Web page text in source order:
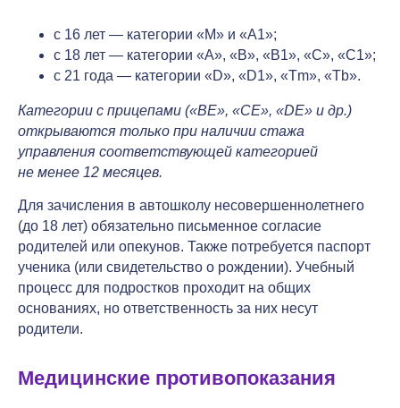
с 16 лет — категории «M» и «A1»;
с 18 лет — категории «A», «B», «B1», «C», «C1»;
с 21 года — категории «D», «D1», «Tm», «Tb».
Категории с прицепами («BE», «CE», «DE» и др.)
открываются только при наличии стажа
управления соответствующей категорией
не менее 12 месяцев.
Для зачисления в автошколу несовершеннолетнего
(до 18 лет) обязательно письменное согласие
родителей или опекунов. Также потребуется паспорт
ученика (или свидетельство о рождении). Учебный
процесс для подростков проходит на общих
основаниях, но ответственность за них несут
родители.
Медицинские противопоказания